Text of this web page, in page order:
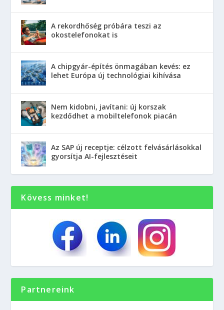
A rekordhőség próbára teszi az
okostelefonokat is
A chipgyár-építés önmagában kevés: ez
lehet Európa új technológiai kihívása
Nem kidobni, javítani: új korszak
kezdődhet a mobiltelefonok piacán
Az SAP új receptje: célzott felvásárlásokkal
gyorsítja AI-fejlesztéseit
Kövess minket!
Partnereink